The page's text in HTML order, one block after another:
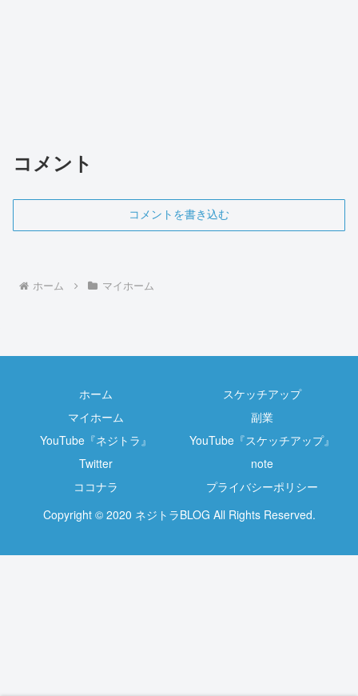
コメント
コメントを書き込む
ホーム マイホーム
ホーム
スケッチアップ
マイホーム
副業
YouTube『ネジトラ』
YouTube『スケッチアップ』
Twitter
note
ココナラ
プライバシーポリシー
Copyright © 2020 ネジトラBLOG All Rights Reserved.